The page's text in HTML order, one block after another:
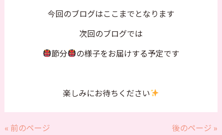
今回のブログはここまでとなります
次回のブログでは
節分 の様子をお届けする予定です
楽しみにお待ちください
« 前のページ 後のページ »